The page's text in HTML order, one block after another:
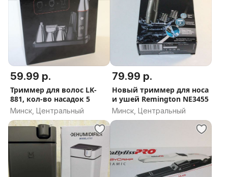
59.99 р.
Триммер для волос LK-
881, кол-во насадок 5
Минск, Центральный
79.99 р.
Новый триммер для носа
и ушей Remington NE3455
Минск, Центральный